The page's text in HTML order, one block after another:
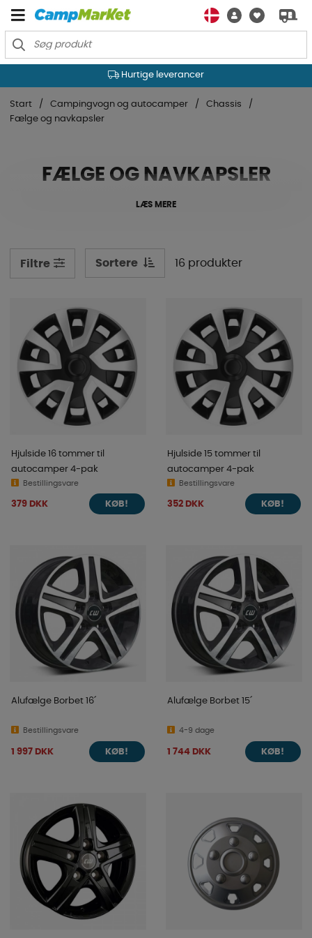
Hurtige leverancer
Start Campingvogn og autocamper
Chassis
Fælge og navkapsler
FÆLGE OG NAVKAPSLER
LÆS MERE
Filtre Sortere 16 produkter
Hjulside 16 tommer til
autocamper 4-pak
Bestillingsvare
379 DKK KØB!
Hjulside 15 tommer til
autocamper 4-pak
Bestillingsvare
352 DKK KØB!
Alufælge Borbet 16´
Bestillingsvare
1 997 DKK KØB!
Alufælge Borbet 15´
4-9 dage
1 744 DKK KØB!